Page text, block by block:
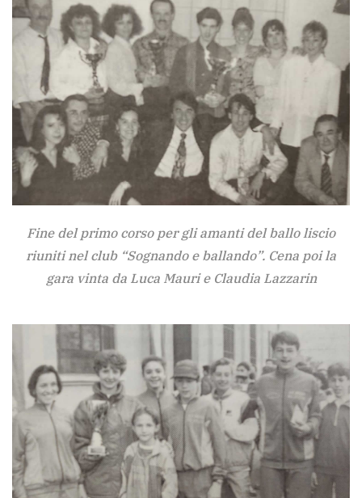
Fine del primo corso per gli amanti del ballo liscio
riuniti nel club “Sognando e ballando”. Cena poi la
gara vinta da Luca Mauri e Claudia Lazzarin